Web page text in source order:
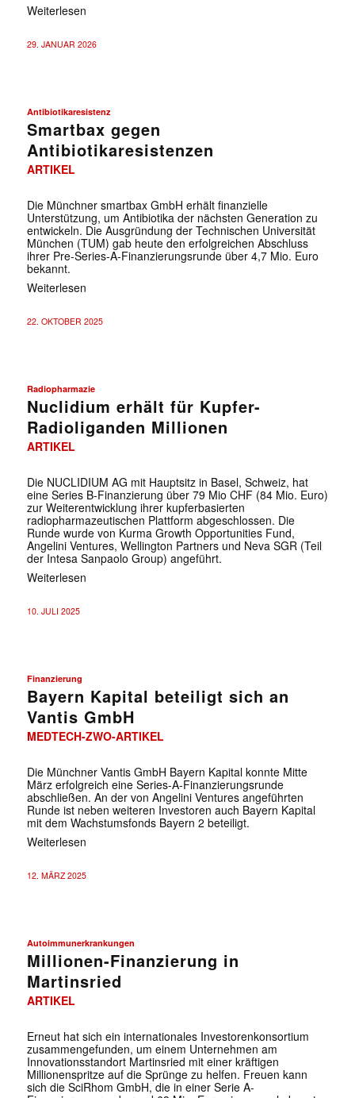
Weiterlesen
29. JANUAR 2026
Antibiotikaresistenz
Smartbax gegen
Antibiotikaresistenzen
ARTIKEL
Die Münchner smartbax GmbH erhält finanzielle
Unterstützung, um Antibiotika der nächsten Generation zu
entwickeln. Die Ausgründung der Technischen Universität
München (TUM) gab heute den erfolgreichen Abschluss
ihrer Pre-Series-A-Finanzierungsrunde über 4,7 Mio. Euro
bekannt.
Weiterlesen
22. OKTOBER 2025
Radiopharmazie
Nuclidium erhält für Kupfer-
Radioliganden Millionen
ARTIKEL
Die NUCLIDIUM AG mit Hauptsitz in Basel, Schweiz, hat
eine Series B-Finanzierung über 79 Mio CHF (84 Mio. Euro)
zur Weiterentwicklung ihrer kupferbasierten
radiopharmazeutischen Plattform abgeschlossen. Die
Runde wurde von Kurma Growth Opportunities Fund,
Angelini Ventures, Wellington Partners und Neva SGR (Teil
der Intesa Sanpaolo Group) angeführt.
Weiterlesen
10. JULI 2025
Finanzierung
Bayern Kapital beteiligt sich an
Vantis GmbH
MEDTECH-ZWO-ARTIKEL
Die Münchner Vantis GmbH Bayern Kapital konnte Mitte
März erfolgreich eine Series-A-Finanzierungsrunde
abschließen. An der von Angelini Ventures angeführten
Runde ist neben weiteren Investoren auch Bayern Kapital
mit dem Wachstumsfonds Bayern 2 beteiligt.
Weiterlesen
12. MÄRZ 2025
Autoimmunerkrankungen
Millionen-Finanzierung in
Martinsried
ARTIKEL
Erneut hat sich ein internationales Investorenkonsortium
zusammengefunden, um einem Unternehmen am
Innovationsstandort Martinsried mit einer kräftigen
Millionenspritze auf die Sprünge zu helfen. Freuen kann
sich die SciRhom GmbH, die in einer Serie A-